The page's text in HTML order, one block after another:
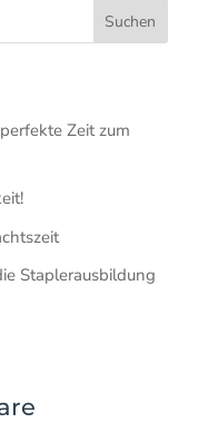
Zeit zum
Staplerausbildung